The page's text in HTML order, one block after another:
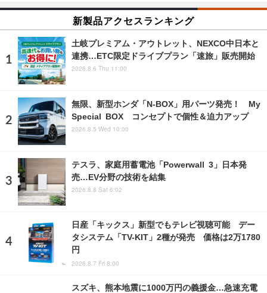
新製品アクセスランキング
土岐プレミアム・アウトレット、NEXCO中日本と
連携…ETC限定ドライブプラン「速旅」販売開始
2026.8.6 Thu 11:00
無限、新型ホンダ「N-BOX」用パーツ発売！ My
Special BOX コンセプトで個性＆迫力アップ
2026.8.5 Wed 10:00
テスラ、家庭用蓄電池「Powerwall 3」日本発
売…EV分野の技術を結集
2026.8.8 Sat 6:02
日産「キックス」新型でもテレビ視聴可能 デー
タシステム「TV-KIT」2種が発売 価格は2万1780
円
2026.8.7 Fri 8:00
スズキ、熊本地震に1000万円の義援金…急速充電